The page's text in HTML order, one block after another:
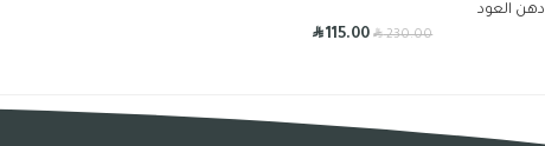
دهن العود
R230.00
R115.00